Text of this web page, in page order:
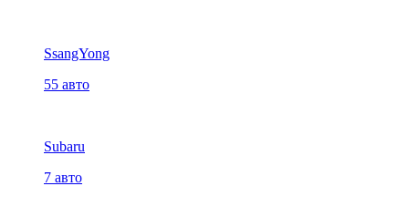
SsangYong
55 авто
Subaru
7 авто